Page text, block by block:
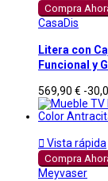
Compra
CasaDis
Litera con
Funcional y
569,90 € -
 Vista rápida
Compra
Meyvaser